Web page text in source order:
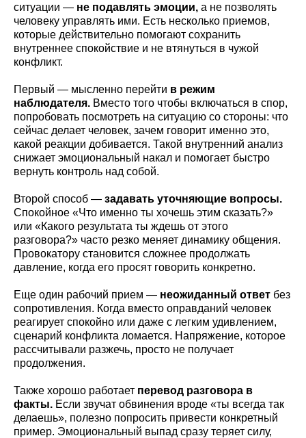
ситуации — не подавлять эмоции, а не позволять
человеку управлять ими. Есть несколько приемов,
которые действительно помогают сохранить
внутреннее спокойствие и не втянуться в чужой
конфликт.
Первый — мысленно перейти в режим
наблюдателя. Вместо того чтобы включаться в спор,
попробовать посмотреть на ситуацию со стороны: что
сейчас делает человек, зачем говорит именно это,
какой реакции добивается. Такой внутренний анализ
снижает эмоциональный накал и помогает быстро
вернуть контроль над собой.
Второй способ — задавать уточняющие вопросы.
Спокойное «Что именно ты хочешь этим сказать?»
или «Какого результата ты ждешь от этого
разговора?» часто резко меняет динамику общения.
Провокатору становится сложнее продолжать
давление, когда его просят говорить конкретно.
Еще один рабочий прием — неожиданный ответ без
сопротивления. Когда вместо оправданий человек
реагирует спокойно или даже с легким удивлением,
сценарий конфликта ломается. Напряжение, которое
рассчитывали разжечь, просто не получает
продолжения.
Также хорошо работает перевод разговора в
факты. Если звучат обвинения вроде «ты всегда так
делаешь», полезно попросить привести конкретный
пример. Эмоциональный выпад сразу теряет силу,